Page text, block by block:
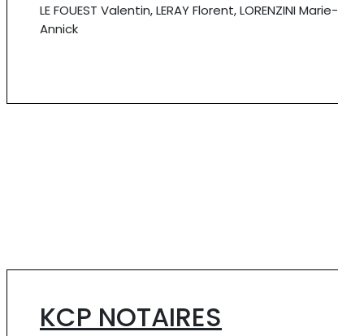
LE FOUEST Valentin, LERAY Florent, LORENZINI Marie-
Annick
KCP NOTAIRES